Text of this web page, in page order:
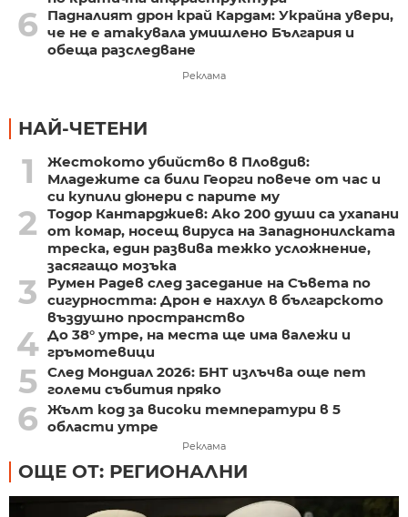
6
Падналият дрон край Кардам: Украйна увери,
че не е атакувала умишлено България и
обеща разследване
Реклама
НАЙ-ЧЕТЕНИ
1
Жестокото убийство в Пловдив:
Младежите са били Георги повече от час и
си купили дюнери с парите му
2
Тодор Кантарджиев: Ако 200 души са ухапани
от комар, носещ вируса на Западнонилската
треска, един развива тежко усложнение,
засягащо мозъка
3
Румен Радев след заседание на Съвета по
сигурността: Дрон е нахлул в българското
въздушно пространство
4 До 38° утре, на места ще има валежи и
гръмотевици
5 След Мондиал 2026: БНТ излъчва още пет
големи събития пряко
6 Жълт код за високи температури в 5
области утре
Реклама
ОЩЕ ОТ: РЕГИОНАЛНИ